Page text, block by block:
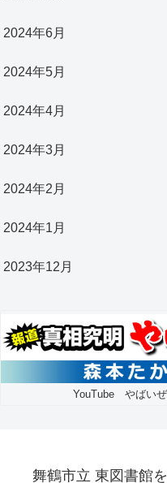
2024年6月
2024年5月
2024年4月
2024年3月
2024年2月
2024年1月
2023年12月
YouTube やばい
舞鶴市立 東図書館